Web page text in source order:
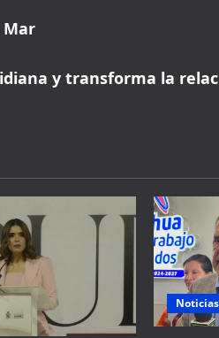
Mar
y transforma la
Noticias